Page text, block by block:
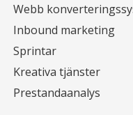
Webb
Inbound marketing
Sprintar
Kreativa tjänster
Prestandaanalys